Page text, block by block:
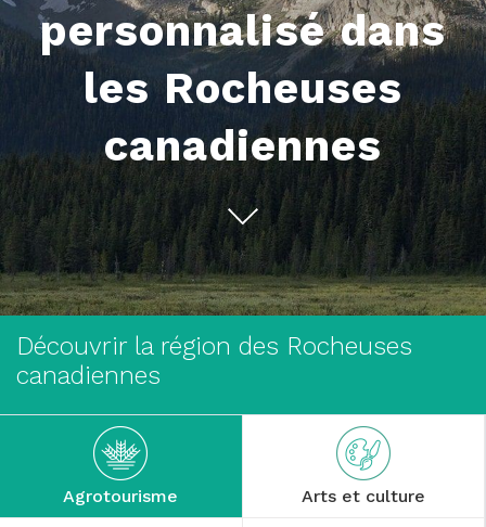
personnalisé dans
les Rocheuses
canadiennes
Découvrir la région des Rocheuses
canadiennes
Agrotourisme Arts et culture